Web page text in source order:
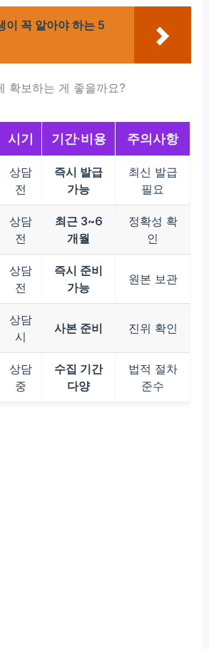
이 꼭 알아야 하는 5
확보하는 게 좋을까요?
시기 기간·비용 주의사항
상담
전
즉시 발급
가능
최신 발급
필요
상담
전
최근 3~6
개월
정확성 확
인
상담
전
즉시 준비
가능
원본 보관
상담
시
사본 준비 진위 확인
상담
중
수집 기간
다양
법적 절차
준수